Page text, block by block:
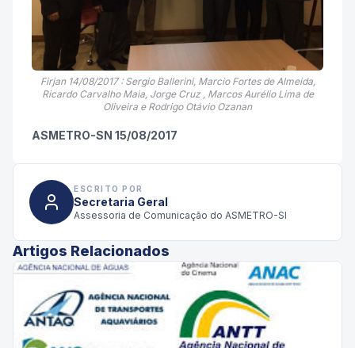
Firjan 14/08/2017 : Sergio Ballerini, Marcio Fortes de Almeida,
Ricardo Carvalho Maia, Jorge Cruz , Marcos Aurélio Lima de
Oliveira e Rodrigo Otávio Ozanan
ASMETRO-SN 15/08/2017
ESCRITO POR
Secretaria Geral
Assessoria de Comunicação do ASMETRO-SI
Artigos Relacionados